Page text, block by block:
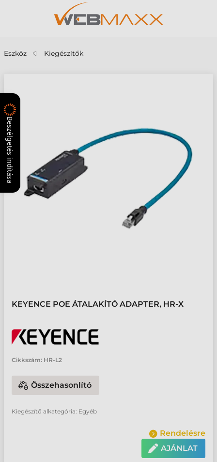
Eszköz Kiegészítők
KEYENCE POE ÁTALAKÍTÓ ADAPTER, HR-X
Cikkszám: HR-L2
Összehasonlító
Kiegészítő alkategória: Egyéb
Rendelésre
AJÁNLAT
Beszélgetés indítása